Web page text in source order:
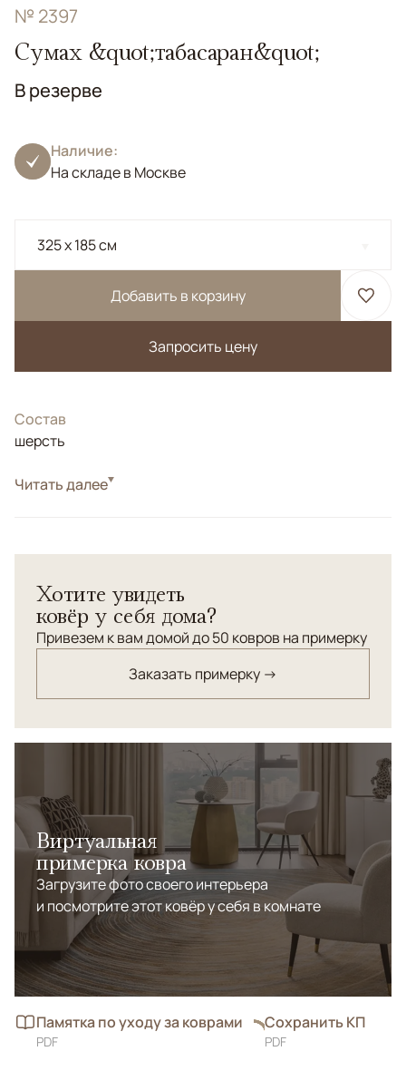
№ 2397
Сумах &quot;табасаран&quot;
В резерве
Наличие:
На складе в Москве
325 x 185 см
Добавить в корзину
Запросить цену
Состав
шерсть
СтильКилимы и сумахи
Соткан в 80-х годах прошлого века. Шерсть 100%.
Читать далее
Хотите увидеть
ковёр у себя дома?
Привезем к вам домой до 50 ковров на примерку
Заказать примерку →
Виртуальная
примерка ковра
Загрузите фото своего интерьера
и посмотрите этот ковёр у себя в комнате
Памятка по уходу за коврами
PDF
Сохранить КП
PDF